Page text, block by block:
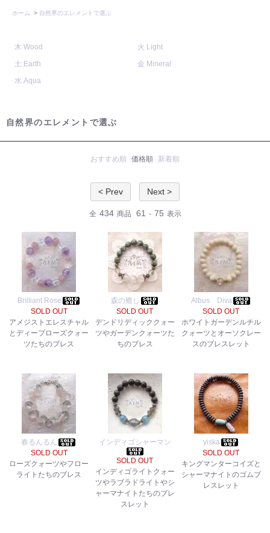
ホーム > 自然界のエレメントで選ぶ
木 Wood
火 Light
土 Earth
金 Mineral
水 Aqua
自然界のエレメントで選ぶ
おすすめ順 価格順 新着順
< Prev Next >
全 434 商品 61 - 75 表示
Brilliant Rose
SOLD OUT
アメジストエレスチャル
とディープローズクォー
ツたちのブレス
森の癒し
SOLD OUT
デンドリディッククォー
ツやガーデンクォーツた
ちのブレス
Albus Diva
SOLD OUT
ホワイトガーデンルチル
クォーツとオーソクレー
スのブレスレット
春るんるん
SOLD OUT
ローズクォーツやフロー
ライトたちのブレス
インディゴシャーマン
SOLD OUT
インディゴライトクォー
ツやラブラドライトやシ
ャーマナイトたちのブレ
スレット
yiska
SOLD OUT
キングマンターコイズと
シャーマナイトのゴムブ
レスレット